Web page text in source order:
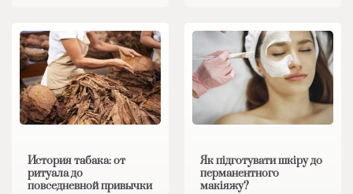
История табака: от
ритуала до
повседневной привычки
Як підготувати шкіру до
перманентного
макіяжу?